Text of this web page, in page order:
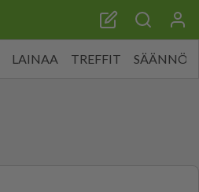
LAINAA TREFFIT SÄÄNNÖT